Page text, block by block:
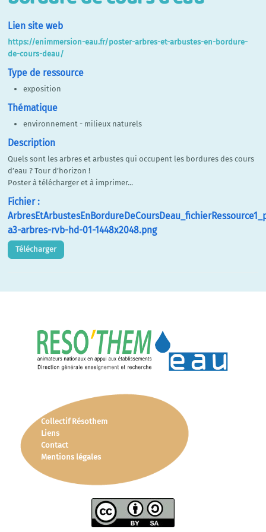
Lien site web
https://enimmersion-eau.fr/poster-arbres-et-arbustes-en-bordure-
de-cours-deau/
Type de ressource
exposition
Thématique
environnement - milieux naturels
Description
Quels sont les arbres et arbustes qui occupent les bordures des cours
d’eau ? Tour d’horizon !
Poster à télécharger et à imprimer...
Fichier :
a3-arbres-rvb-hd-01-1448x2048.png
Télécharger
Collectif Résothem
Liens
Contact
Mentions légales